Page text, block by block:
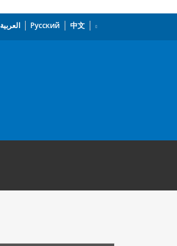
العربية Русский 中文